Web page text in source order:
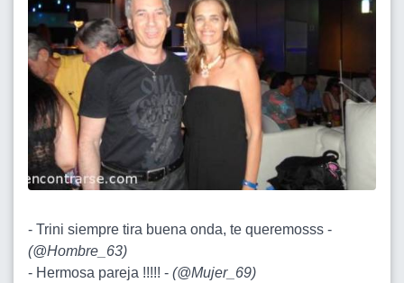
- Trini siempre tira buena onda, te queremosss -
(@Hombre_63)
- Hermosa pareja !!!!! - (@Mujer_69)